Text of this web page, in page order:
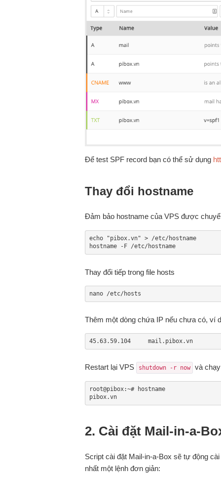
Để test SPF record bạn có thể sử dụng
Thay đổi hostname
Đảm bảo hostname của VPS được
echo "pibox.vn" > /etc/hostname
hostname -F /etc/hostname
Thay đổi tiếp trong file hosts
nano /etc/hosts
Thêm một dòng chứa IP nếu chưa có, ví
45.63.59.104     mail.pibox.vn
Restart lại VPS shutdown -r now và
root@pibox:~# hostname
pibox.vn
2. Cài đặt Mail-in-a-
Script cài đặt Mail-in-a-Box sẽ tự động
nhất một lệnh đơn giản: